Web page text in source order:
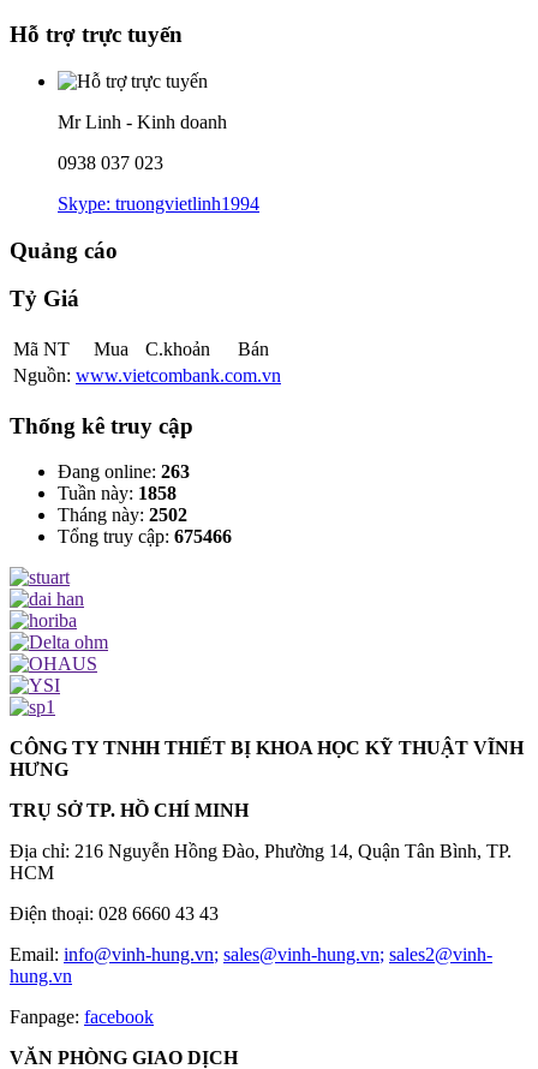
Hỗ trợ trực tuyến
Mr Linh - Kinh doanh
0938 037 023
Skype: truongvietlinh1994
Quảng cáo
Tỷ Giá
Mã NT Mua C.khoản
Bán
Nguồn: www.vietcombank.com.vn
Thống kê truy cập
Đang online: 263
Tuần này: 1858
Tháng này: 2502
Tổng truy cập: 675466
CÔNG TY TNHH THIẾT BỊ KHOA HỌC KỸ THUẬT VĨNH
HƯNG
TRỤ SỞ TP. HỒ CHÍ MINH
Địa chỉ: 216 Nguyễn Hồng Đào, Phường 14, Quận Tân Bình, TP.
HCM
Điện thoại: 028 6660 43 43
Email: info@vinh-hung.vn; sales@vinh-hung.vn; sales2@vinh-
hung.vn
Fanpage: facebook
VĂN PHÒNG GIAO DỊCH